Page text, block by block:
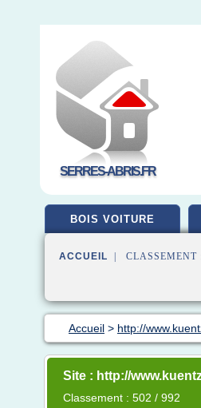
SERRES-ABRIS.FR
BOIS VOITURE
ACCUEIL | CLASSEMENT
Accueil > http://
Site : http://
Classement : 502 / 992